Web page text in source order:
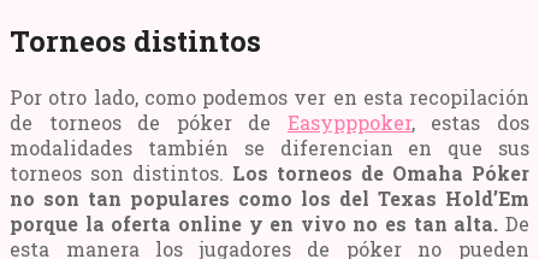
Torneos distintos
Por otro lado, como podemos ver en esta recopilación
de torneos de póker de Easypppoker, estas dos
modalidades también se diferencian en que sus
torneos son distintos. Los torneos de Omaha Póker
no son tan populares como los del Texas Hold’Em
porque la oferta online y en vivo no es tan alta. De
esta manera los jugadores de póker no pueden